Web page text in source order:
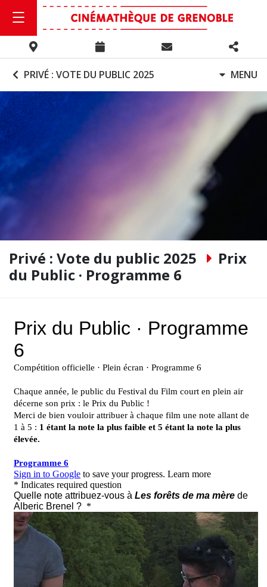
PRIVÉ : VOTE DU PUBLIC 2025 MENU
Privé : Vote du public 2025
Prix
du Public · Programme 6